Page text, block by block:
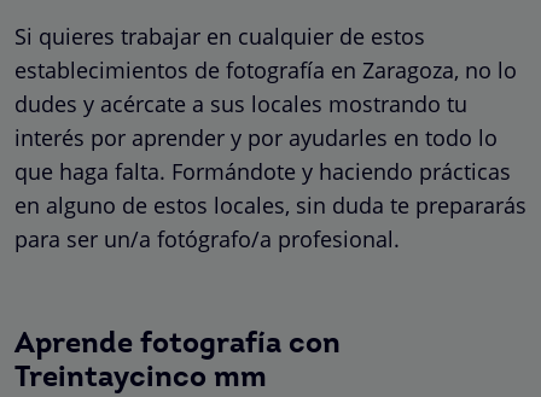
Si quieres trabajar en cualquier de estos
establecimientos de fotografía en Zaragoza, no lo
dudes y acércate a sus locales mostrando tu
interés por aprender y por ayudarles en todo lo
que haga falta. Formándote y haciendo prácticas
en alguno de estos locales, sin duda te prepararás
para ser un/a fotógrafo/a profesional.
Aprende fotografía con
Treintaycinco mm